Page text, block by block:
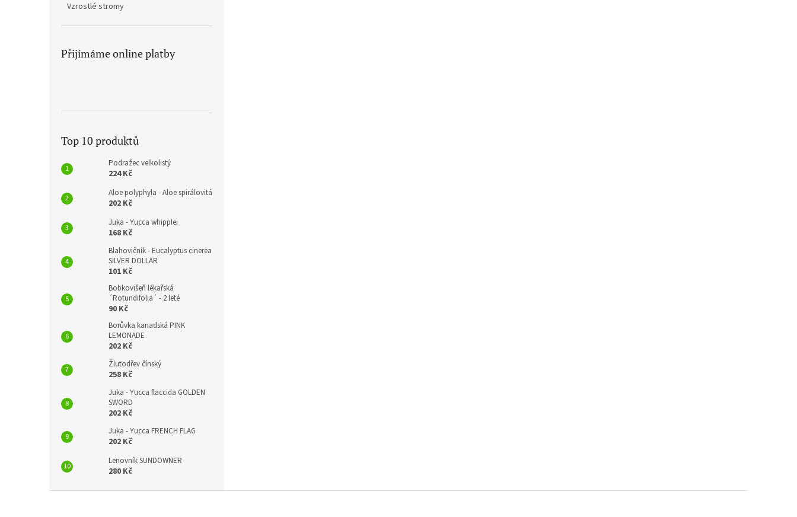
Vzrostlé stromy
Přijímáme online platby
Top 10 produktů
Podražec velkolistý
224 Kč
Aloe polyphyla - Aloe spirálovitá
202 Kč
Juka - Yucca whipplei
168 Kč
Blahovičník - Eucalyptus cinerea
SILVER DOLLAR
101 Kč
Bobkovišeň lékařská
´Rotundifolia´ - 2 leté
90 Kč
Borůvka kanadská PINK
LEMONADE
202 Kč
Žlutodřev čínský
258 Kč
Juka - Yucca flaccida GOLDEN
SWORD
202 Kč
Juka - Yucca FRENCH FLAG
202 Kč
Lenovník SUNDOWNER
280 Kč